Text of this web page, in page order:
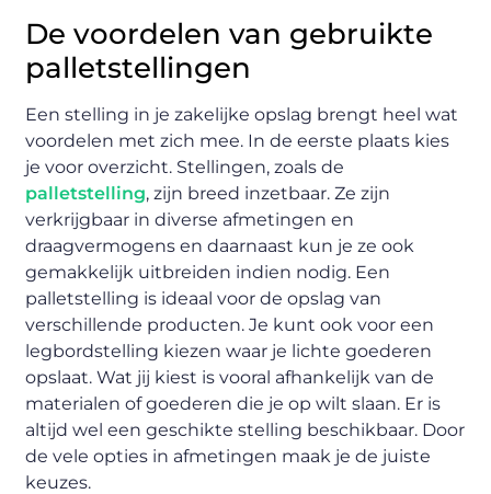
De voordelen van gebruikte
palletstellingen
Een stelling in je zakelijke opslag brengt heel wat
voordelen met zich mee. In de eerste plaats kies
je voor overzicht. Stellingen, zoals de
palletstelling, zijn breed inzetbaar. Ze zijn
verkrijgbaar in diverse afmetingen en
draagvermogens en daarnaast kun je ze ook
gemakkelijk uitbreiden indien nodig. Een
palletstelling is ideaal voor de opslag van
verschillende producten. Je kunt ook voor een
legbordstelling kiezen waar je lichte goederen
opslaat. Wat jij kiest is vooral afhankelijk van de
materialen of goederen die je op wilt slaan. Er is
altijd wel een geschikte stelling beschikbaar. Door
de vele opties in afmetingen maak je de juiste
keuzes.